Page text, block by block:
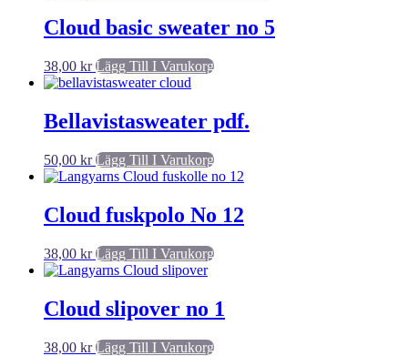
Cloud basic sweater no 5
38,00 kr Lägg Till I Varukorg
Bellavistasweater pdf.
50,00 kr Lägg Till I Varukorg
Cloud fuskpolo No 12
38,00 kr Lägg Till I Varukorg
Cloud slipover no 1
38,00 kr Lägg Till I Varukorg